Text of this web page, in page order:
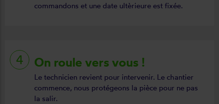
commandons et une date ultèrieure est fixée.
On roule vers vous !
Le technicien revient pour intervenir. Le chantier
commence, nous protégeons la pièce pour ne pas
la salir.